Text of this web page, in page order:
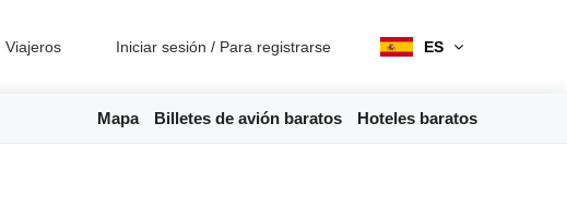
Viajeros Iniciar sesión / Para registrarse ES
Mapa Billetes de avión baratos Hoteles baratos